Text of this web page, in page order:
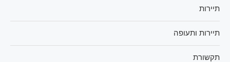
תיירות
תיירות ותעופה
תקשורת